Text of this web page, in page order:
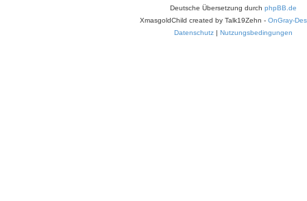
Deutsche Übersetzung durch phpBB.de
XmasgoldChild created by Talk19Zehn - OnGray-
Datenschutz | Nutzungsbedingungen